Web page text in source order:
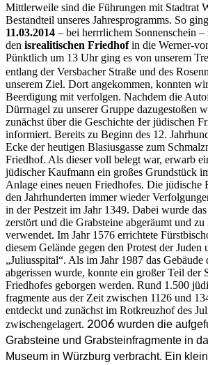
Mittlerweile sind die Führungen mit Stadtrat
Bestandteil unseres Jahresprogramms. So
11.03.2014 – bei herrrlichem Sonnenschein
den isrealitischen Friedhofin die Werner-
Pünktlich um 13 Uhr ging es von unserem
entlang der Versbacher Straße und des
unserem Ziel. Dort angekommen, konnten
Beerdigung mit verfolgen. Nachdem die
Dürrnagel zu unserer Gruppe dazugestoßen
zunächst über die Geschichte der jüdischen
informiert. Bereits zu Beginn des 12.
Ecke der heutigen Blasiusgasse zum
Friedhof. Als dieser voll belegt war, erwarb
jüdischer Kaufmann ein großes Grundstück
Anlage eines neuen Friedhofes. Die jüdische
den Jahrhunderten immer wieder
in der Pestzeit im Jahr 1349. Dabei wurde
zerstört und die Grabsteine abgeräumt und zu
verwendet. Im Jahr 1576 errichtete
diesem Gelände gegen den Protest der Juden
„Juliusspital“. Als im Jahr 1987 das Gebäude
abgerissen wurde, konnte ein großer Teil der
Friedhofes geborgen werden. Rund 1.500
fragmente aus der Zeit zwischen 1126 und
entdeckt und zunächst im Rotkreuzhof des
zwischengelagert. 2006 wurden die
Grabsteine und Grabsteinfragmente in
Museum in Würzburg verbracht. Ein